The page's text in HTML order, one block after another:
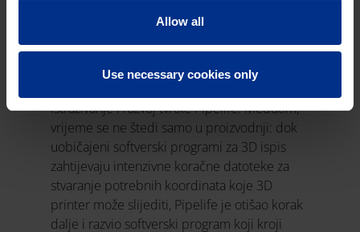
Allow all
Use necessary cookies only
nam izradu najsloženijih dizajna šahtova u
manje od 6 sati, što je znatno brže nego
ručno", kaže Ton Schoenmaker, voditelj
istraživanje i razvoj tvrtke Pipelife. Međutim,
vrijeme se ne štedi samo u proizvodnji: dok
uobičajeni softverski programi za 3D ispis
zahtijevaju intenzivne koračne datoteke za
stvaranje potrebnih koordinata koje 3D
printer može slijediti, Pipelife je otišao korak
dalje i razvio softverski program koji kroji